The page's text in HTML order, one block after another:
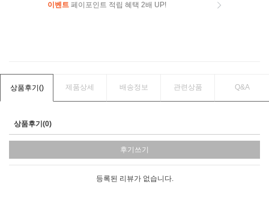
이벤트 페이포인트 적립 혜택 2배 UP!
상품후기() 제품상세 배송정보 관련상품 Q&A
상품후기(0)
후기쓰기
등록된 리뷰가 없습니다.